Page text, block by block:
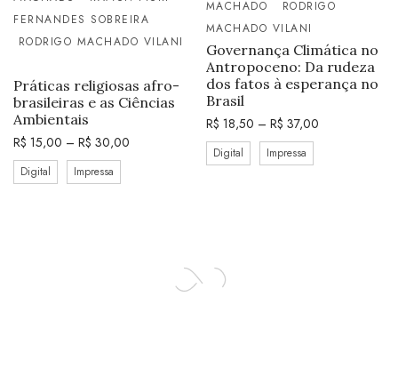
FERNANDES SOBREIRA
RODRIGO MACHADO VILANI
Práticas religiosas afro-
brasileiras e as Ciências
Ambientais
R$ 15,00 – R$ 30,00
Digital Impressa
MACHADO
RODRIGO
MACHADO VILANI
Governança Climática no
Antropoceno: Da rudeza
dos fatos à esperança no
Brasil
R$ 18,50 – R$ 37,00
Digital Impressa